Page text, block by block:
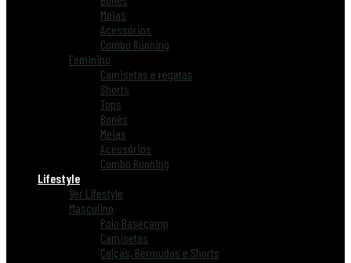
Meias
Acessórios
Combo Running
Feminino
Camisetas e regatas
Shorts
Tops
Bonés
Meias
Acessórios
Combo Running
Lifestyle
Ver Lifestyle
Masculino
Polo Basecamp
Camisetas
Calças, Bermudas e Shorts